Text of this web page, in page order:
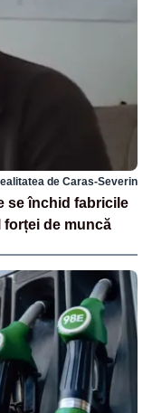
de Caras-Severin
se închid fabricile
de muncă